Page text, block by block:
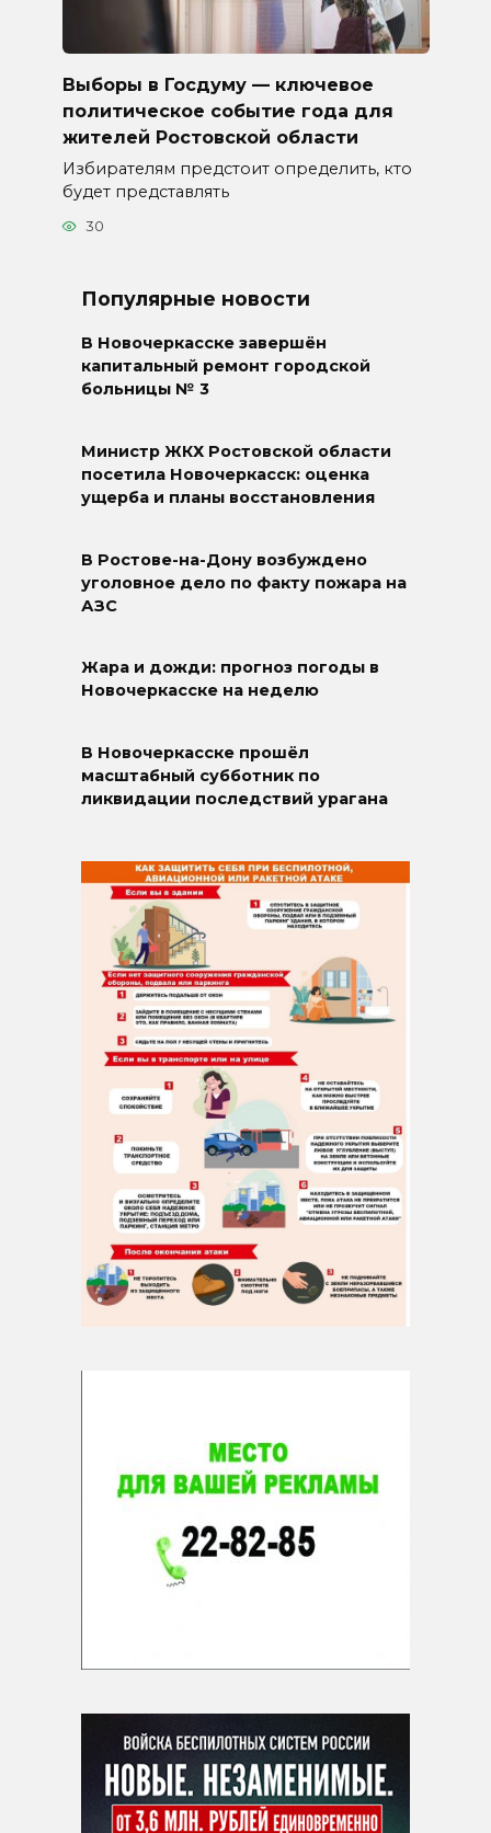
Выборы в Госдуму — ключевое
политическое событие года для
жителей Ростовской области
Избирателям предстоит определить, кто
будет представлять
30
Популярные новости
В Новочеркасске завершён
капитальный ремонт городской
больницы № 3
Министр ЖКХ Ростовской области
посетила Новочеркасск: оценка
ущерба и планы восстановления
В Ростове-на-Дону возбуждено
уголовное дело по факту пожара на
АЗС
Жара и дожди: прогноз погоды в
Новочеркасске на неделю
В Новочеркасске прошёл
масштабный субботник по
ликвидации последствий урагана